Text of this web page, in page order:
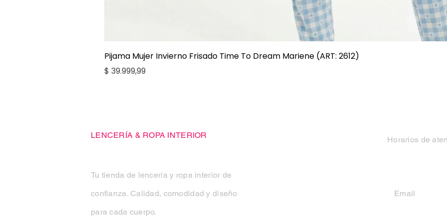
Vista rápida
Pijama Mujer Invierno Frisado Time To Dream Mariene (ART: 2612)
Precio
$ 39.999,99
LENCERÍA & ROPA INTERIOR
Tu tienda de lencería y ropa interior de
confianza. Calidad, comodidad y diseño
para cada cuerpo.
Horarios de
Email